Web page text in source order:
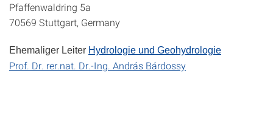
Pfaffenwaldring 5a
70569 Stuttgart, Germany
Ehemaliger Leiter Hydrologie und Geohydrologie
Prof. Dr. rer.nat. Dr.-Ing. András Bárdossy